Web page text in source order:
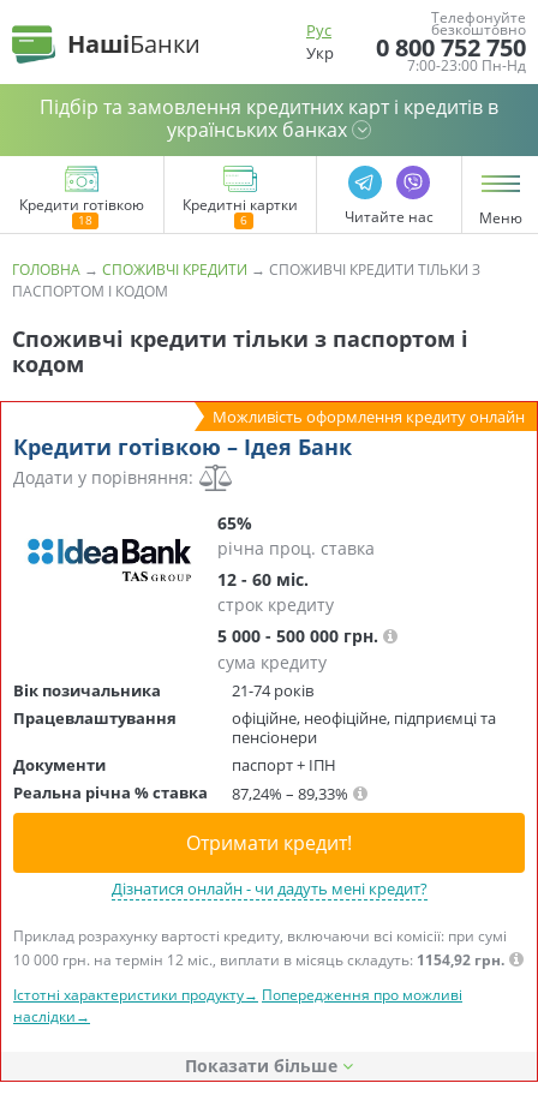
НашіБанки
Рус
Укр
Телефонуйте
безкоштовно
0 800 752 750
7:00-23:00 Пн-Нд
Підбір та замовлення кредитних карт і кредитів в
українських банках
Кредити готівкою Кредитні картки
Читайте нас Меню
ГОЛОВНА → СПОЖИВЧІ КРЕДИТИ → СПОЖИВЧІ КРЕДИТИ ТІЛЬКИ З
ПАСПОРТОМ І КОДОМ
Споживчі кредити тільки з паспортом і
кодом
Можливість оформлення кредиту онлайн
Кредити готівкою – Ідея Банк
Додати у порівняння:
65%
річна проц. ставка
12 - 60 міс.
строк кредиту
5 000 - 500 000 грн.
сума кредиту
Вік позичальника
21-74 років
Працевлаштування
офіційне, неофіційне, підприємці та
пенсіонери
Документи
паспорт + ІПН
Реальна річна % ставка
87,24% – 89,33%
Отримати кредит!
Дізнатися онлайн - чи дадуть мені кредит?
Приклад розрахунку вартості кредиту, включаючи всі комісії: при сумі
10 000 грн. на термін 12 міс., виплати в місяць складуть: 1154,92 грн.
Істотні характеристики продукту→ Попередження про можливі
наслідки→
Показати